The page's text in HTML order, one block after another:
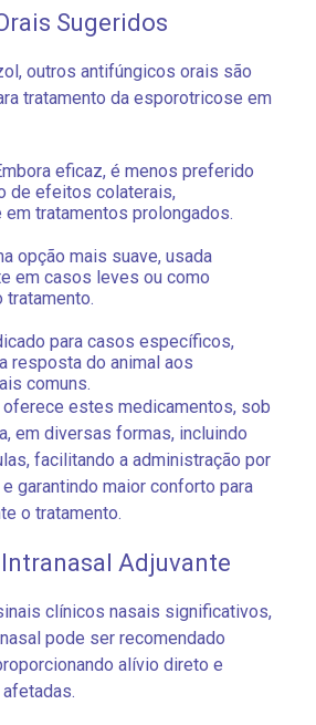
Sugeridos
outros antifúngicos orais são
tratamento da esporotricose em
eficaz, é menos preferido
de efeitos colaterais,
tratamentos prolongados.
opção mais suave, usada
em casos leves ou como
tratamento.
para casos específicos,
resposta do animal aos
comuns.
oferece estes medicamentos, sob
em diversas formas, incluindo
facilitando a administração por
garantindo maior conforto para
o tratamento.
Adjuvante
clínicos nasais significativos,
pode ser recomendado
alívio direto e